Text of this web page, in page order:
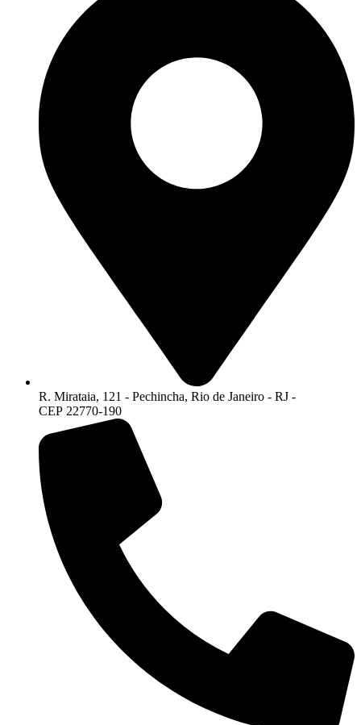
R. Mirataia, 121 - Pechincha, Rio de Janeiro - RJ -
CEP 22770-190